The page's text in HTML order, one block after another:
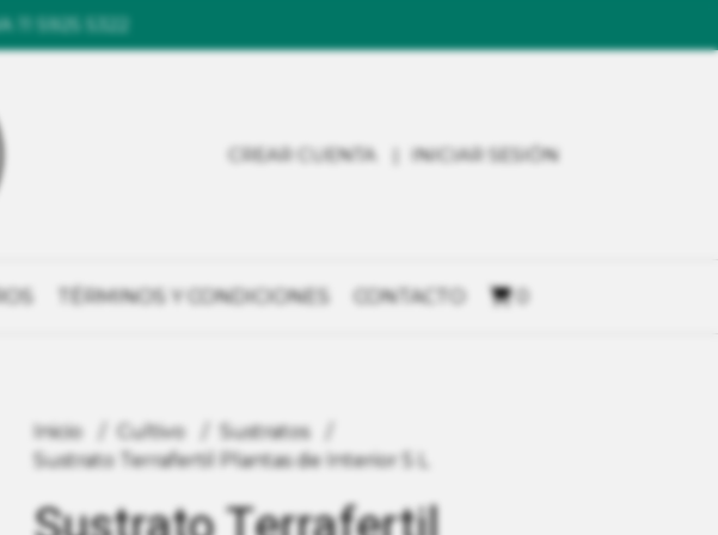
11 5925 5322
CREAR CUENTA INICIAR SESIÓN
TÉRMINOS Y CONDICIONES CONTACTO
Inicio Cultivo
Sustratos
Sustrato Terrafertil Plantas de Interior 5 L